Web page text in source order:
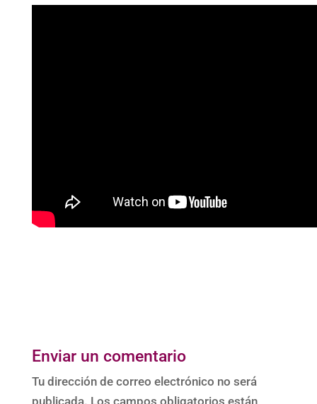
Enviar un comentario
Tu dirección de correo electrónico no será